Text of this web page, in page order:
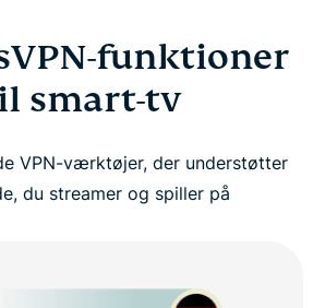
funktioner
smart-tv
VPN-værktøjer, der understøtter
du streamer og spiller på